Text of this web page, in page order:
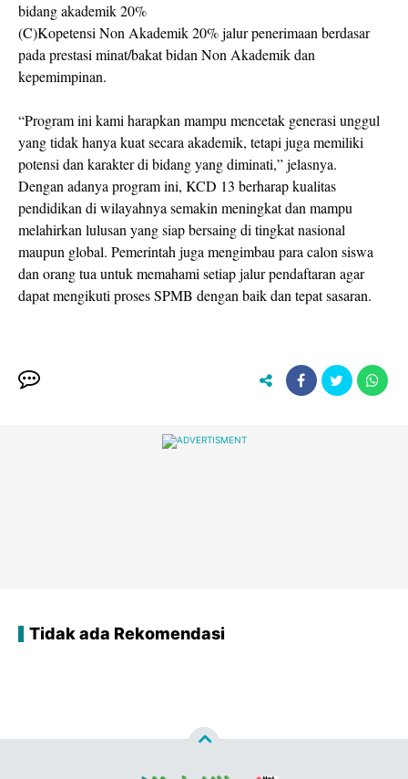
bidang akademik 20%
(C)Kopetensi Non Akademik 20% jalur penerimaan berdasar
pada prestasi minat/bakat bidan Non Akademik dan
kepemimpinan.
“Program ini kami harapkan mampu mencetak generasi unggul
yang tidak hanya kuat secara akademik, tetapi juga memiliki
potensi dan karakter di bidang yang diminati,” jelasnya.
Dengan adanya program ini, KCD 13 berharap kualitas
pendidikan di wilayahnya semakin meningkat dan mampu
melahirkan lulusan yang siap bersaing di tingkat nasional
maupun global. Pemerintah juga mengimbau para calon siswa
dan orang tua untuk memahami setiap jalur pendaftaran agar
dapat mengikuti proses SPMB dengan baik dan tepat sasaran.
Tidak ada Rekomendasi